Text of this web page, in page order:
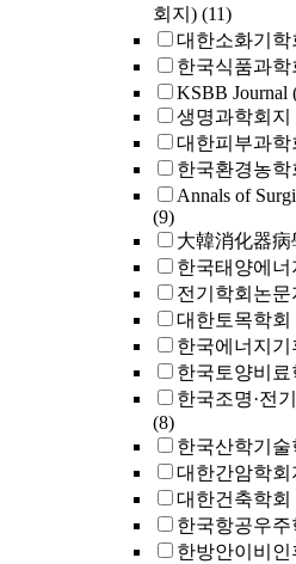
회지) (11)
대한소화기학
한국식품과학
KSBB Journal
생명과학회지
대한피부과학
한국환경농
Annals of
(9)
大韓消化器病
한국태양에
전기학회논문
대한토목학회
한국에너지기
한국토양비료
한국조명·전
(8)
한국산학기술
대한간암학회
대한건축학회
한국항공우
한방안이비인